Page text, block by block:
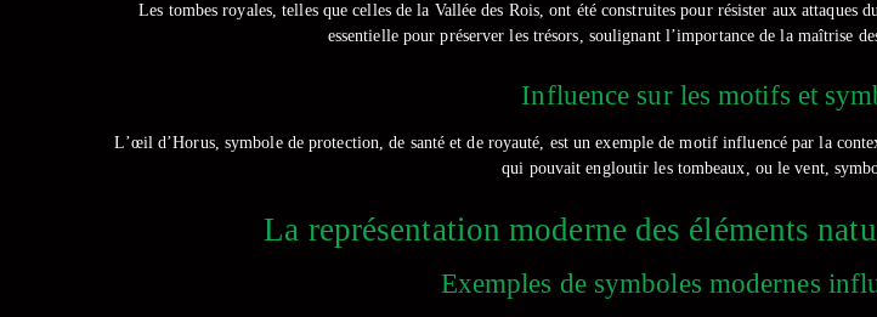
Les tombes royales, telles que celles de la Vallée des Rois, ont été construites pour résister aux
essentielle pour préserver les trésors, soulignant l’importance de la maîtrise
Influence sur les motifs et
L’œil d’Horus, symbole de protection, de santé et de royauté, est un exemple de motif influencé par la
qui pouvait engloutir les tombeaux, ou le vent,
La représentation moderne des éléments
Exemples de symboles modernes